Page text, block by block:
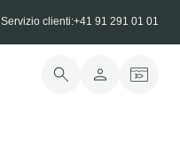
Servizio clienti:+41 91 291 01 01